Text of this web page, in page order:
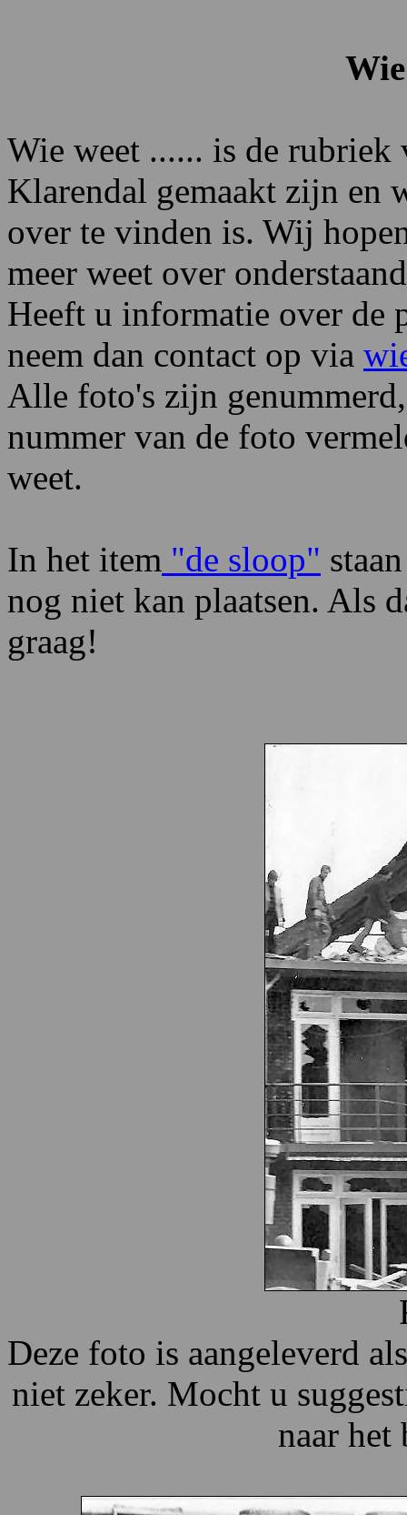
Wie weet ...... is de
Klarendal gemaakt zijn en
over te vinden is. Wij
meer weet over
Heeft u informatie over de
neem dan contact op via
Alle foto's zijn
nummer van de foto
weet.
In het item "de sloop"
nog niet kan plaatsen. Als
graag!
Deze foto is aangeleverd
niet zeker. Mocht u
naar het